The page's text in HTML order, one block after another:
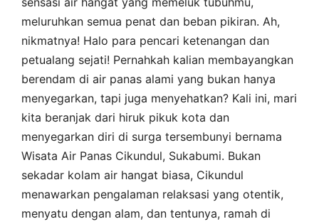
meluruhkan semua penat dan beban pikiran. Ah,
nikmatnya! Halo para pencari ketenangan dan
petualang sejati! Pernahkah kalian membayangkan
berendam di air panas alami yang bukan hanya
menyegarkan, tapi juga menyehatkan? Kali ini, mari
kita beranjak dari hiruk pikuk kota dan
menyegarkan diri di surga tersembunyi bernama
Wisata Air Panas Cikundul, Sukabumi. Bukan
sekadar kolam air hangat biasa, Cikundul
menawarkan pengalaman relaksasi yang otentik,
menyatu dengan alam, dan tentunya, ramah di